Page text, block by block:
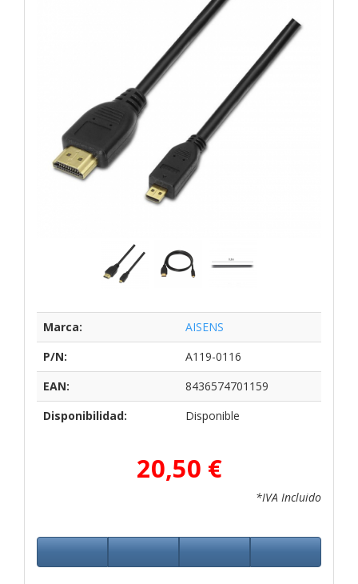
Marca:
AISENS
P/N:
A119-0116
EAN:
8436574701159
Disponibilidad:
Disponible
20,50 €
*IVA Incluido